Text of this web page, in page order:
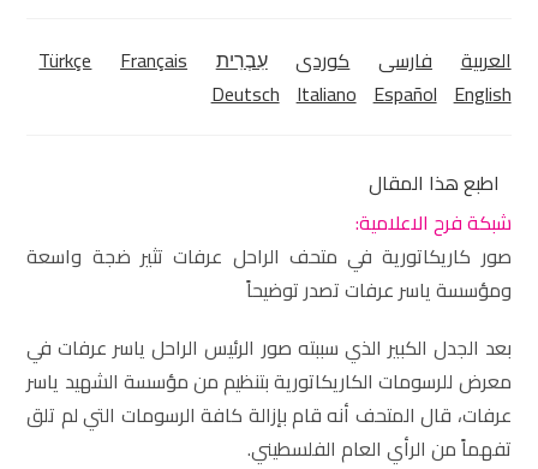
العربية فارسی كوردی‎ עִבְרִית Türkçe
Français
Deutsch Italiano Español English
اطبع هذا المقال
شبكة فرح الاعلامية:
صور كاريكاتورية في متحف الراحل عرفات تثير ضجة واسعة
ومؤسسة ياسر عرفات تصدر توضيحاً
بعد الجدل الكبير الذي سببته صور الرئيس الراحل ياسر عرفات في
معرض للرسومات الكاريكاتورية بتنظيم من مؤسسة الشهيد ياسر
عرفات، قال المتحف أنه قام بإزالة كافة الرسومات التي لم تلق
تفهماً من الرأي العام الفلسطيني.